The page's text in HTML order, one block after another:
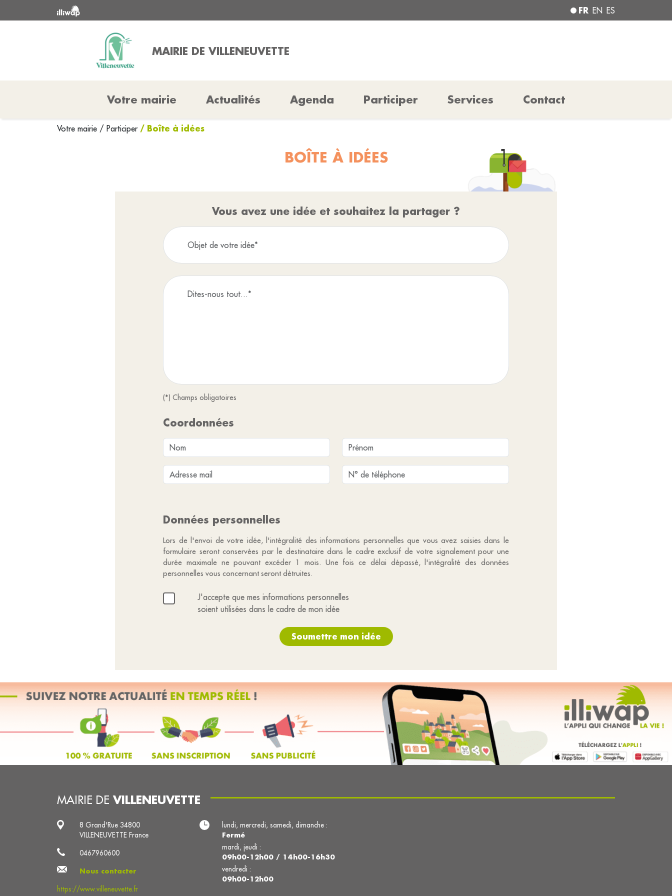
FR EN ES
MAIRIE DE VILLENEUVETTE
Votre mairie Actualités Agenda Participer Services Contact
Votre mairie / Participer / Boîte à idées
BOÎTE À IDÉES
Vous avez une idée et souhaitez la partager ?
(*) Champs obligatoires
Coordonnées
Données personnelles
Lors de l'envoi de votre idée, l'intégralité des informations personnelles que vous avez saisies dans le
formulaire seront conservées par le destinataire dans le cadre exclusif de votre signalement pour une
durée maximale ne pouvant excéder 1 mois. Une fois ce délai dépassé, l'intégralité des données
personnelles vous concernant seront détruites.
J'accepte que mes informations personnelles
soient utilisées dans le cadre de mon idée
Soumettre mon idée
MAIRIE DE VILLENEUVETTE
8 Grand'Rue 34800
VILLENEUVETTE France
0467960600
Nous contacter
https://www.villeneuvette.fr
lundi, mercredi, samedi, dimanche :
Fermé
mardi, jeudi :
09h00-12h00 / 14h00-16h30
vendredi :
09h00-12h00